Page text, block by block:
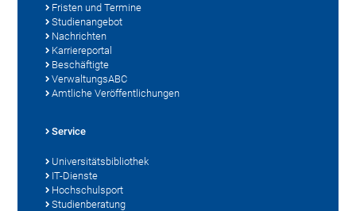
Fristen und Termine
Studienangebot
Nachrichten
Karriereportal
Beschäftigte
VerwaltungsABC
Amtliche Veröffentlichungen
Service
Universitätsbibliothek
IT-Dienste
Hochschulsport
Studienberatung